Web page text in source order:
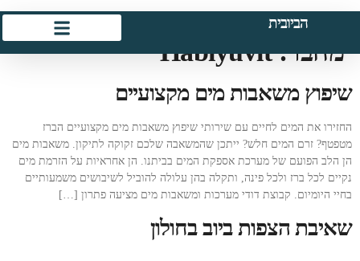
הביובית
מחבר:Habiyuvit
שיפוץ משאבות מים מקצועיים
החזירו את המים לחיים עם שירותי שיפוץ משאבות מים מקצועיים הברז
מטפטף? זרם המים חלש? ייתכן שהמשאבה שלכם זקוקה לתיקון. משאבות מים
הן הלב הפועם של מערכת אספקת המים בביתנו. הן אחראיות על הזרמת מים
נקיים לכל ברז ולכל פינה, ותקלה בהן עלולה להוביל לשיבושים משמעותיים
בחיי היומיום. קבוצת דודי מערכות ומשאבות מים מציעה פתרון […]
שאיבת הצפות ביוב בחולון